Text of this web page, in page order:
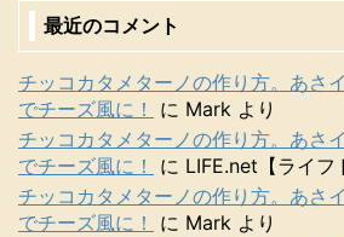
最近のコメント
チッコカタメターノの作り方。あさ
でチーズ風に！
に Mark より
チッコカタメターノの作り方。あさ
でチーズ風に！
に LIFE.net【ライフ
チッコカタメターノの作り方。あさ
でチーズ風に！
に Mark より